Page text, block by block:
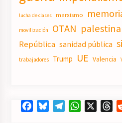
lucha de clases marxismo
movilización OTAN palestina
República sanidad pública
trabajadores Trump UE Valencia
FacebookBlueskyTelegramWhatsApp